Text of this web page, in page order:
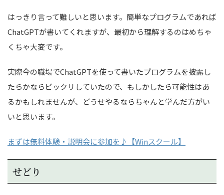
はっきり言って難しいと思います。簡単なプログラムであれば
ChatGPTが書いてくれますが、最初から理解するのはめちゃ
くちゃ大変です。
実際今の職場でChatGPTを使って書いたプログラムを披露し
たらかならビックリしていたので、もしかしたら可能性はあ
るかもしれませんが、どうせやるならちゃんと学んだ方がい
いと思います。
まずは無料体験・説明会に参加を♪【Winスクール】
せどり